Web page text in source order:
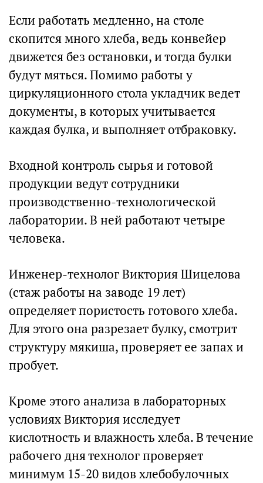
Если работать медленно, на столе
скопится много хлеба, ведь конвейер
движется без остановки, и тогда булки
будут мяться. Помимо работы у
циркуляционного стола укладчик ведет
документы, в которых учитывается
каждая булка, и выполняет отбраковку.
Входной контроль сырья и готовой
продукции ведут сотрудники
производственно-технологической
лаборатории. В ней работают четыре
человека.
Инженер-технолог Виктория Шицелова
(стаж работы на заводе 19 лет)
определяет пористость готового хлеба.
Для этого она разрезает булку, смотрит
структуру мякиша, проверяет ее запах и
пробует.
Кроме этого анализа в лабораторных
условиях Виктория исследует
кислотность и влажность хлеба. В течение
рабочего дня технолог проверяет
минимум 15-20 видов хлебобулочных